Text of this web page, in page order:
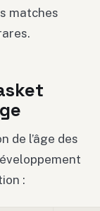
matches
de l’âge des
: